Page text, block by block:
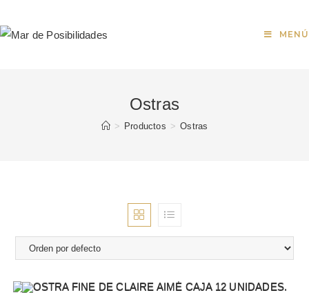
MENÚ
Ostras
> Productos > Ostras